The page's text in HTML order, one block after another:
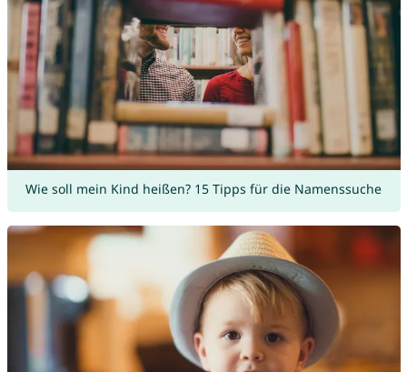
Wie soll mein Kind heißen? 15 Tipps für die Namenssuche